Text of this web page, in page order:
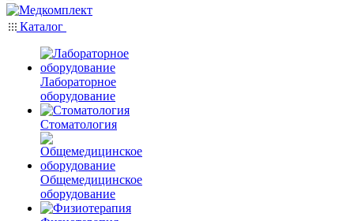
Каталог
Лабораторное
оборудование
Стоматология
Общемедицинское
оборудование